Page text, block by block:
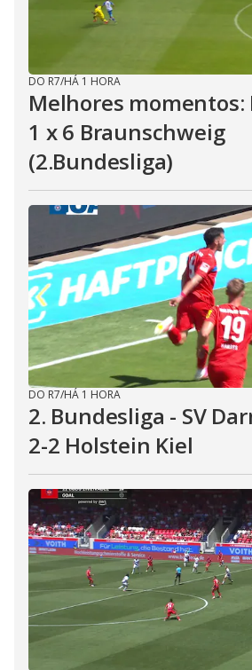
DO R7/HÁ 1 HORA
Melhores
1 x 6 Braunschweig
(2.Bundesliga)
DO R7/HÁ 1 HORA
2. Bundesliga - SV
2-2 Holstein Kiel